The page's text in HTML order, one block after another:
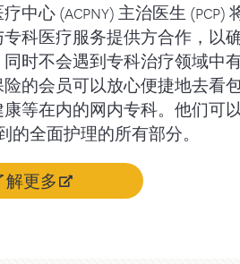
中心 (ACPNY) 主治医生
科医疗服务提供方合作，以
时不会遇到专科治疗领域中
的会员可以放心便捷地去看
等在内的网内专科。他们可
的全面护理的所有部分。
解更多